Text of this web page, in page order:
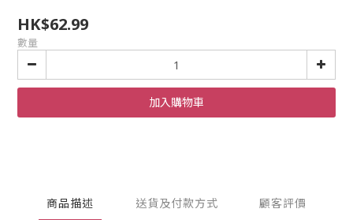
HK$62.99
數量
加入購物車
商品描述 送貨及付款方式 顧客評價